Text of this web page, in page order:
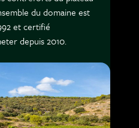
du domaine est
et certifié
depuis 2010.